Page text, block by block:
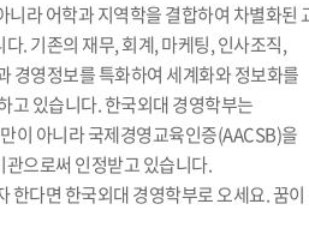
니라 어학과 지역학을 결합하여 차별화된
. 기존의 재무, 회계, 마케팅, 인사조직,
경영정보를 특화하여 세계화와 정보화를
고 있습니다. 한국외대 경영학부는
이 아니라 국제경영교육인증(AACSB)을
으로써 인정받고 있습니다.
한다면 한국외대 경영학부로 오세요. 꿈이